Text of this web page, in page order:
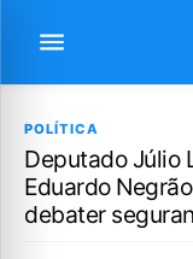
POLÍTICA
Deputado Júlio
Eduardo
debater